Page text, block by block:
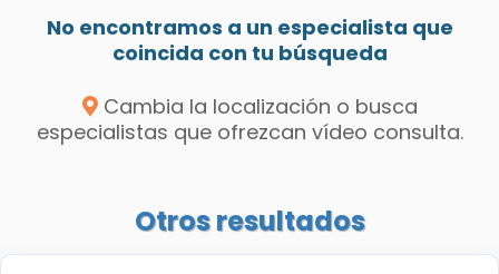
No encontramos a un especialista que
coincida con tu búsqueda
Cambia la localización o busca
especialistas que ofrezcan vídeo consulta.
Otros resultados